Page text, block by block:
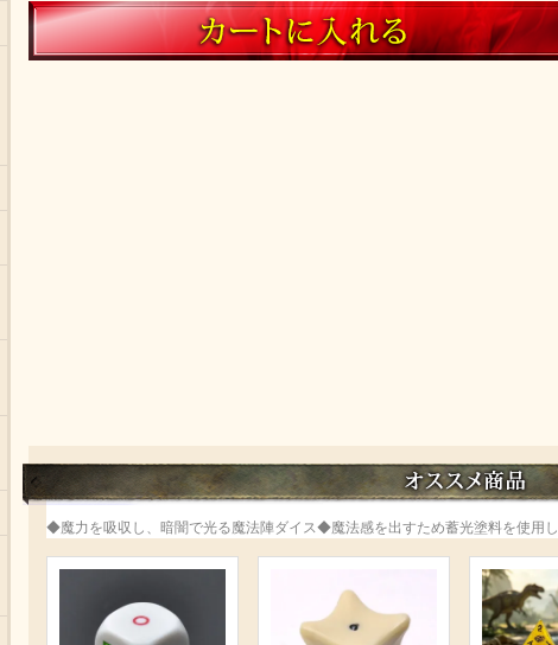
◆魔力を吸収し、暗闇で光る魔法陣ダイス◆魔法感を出すため蓄光塗料を使用し